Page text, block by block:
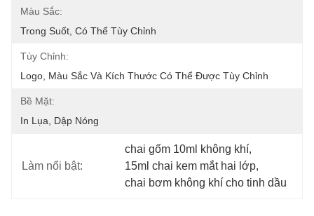
Màu Sắc:
Trong Suốt, Có Thể Tùy Chỉnh
Tùy Chỉnh:
Logo, Màu Sắc Và Kích Thước Có Thể Được Tùy Chỉnh
Bề Mặt:
In Lụa, Dập Nóng
Làm nổi bật:
chai gốm 10ml không khí,
15ml chai kem mắt hai lớp,
chai bơm không khí cho tinh dầu